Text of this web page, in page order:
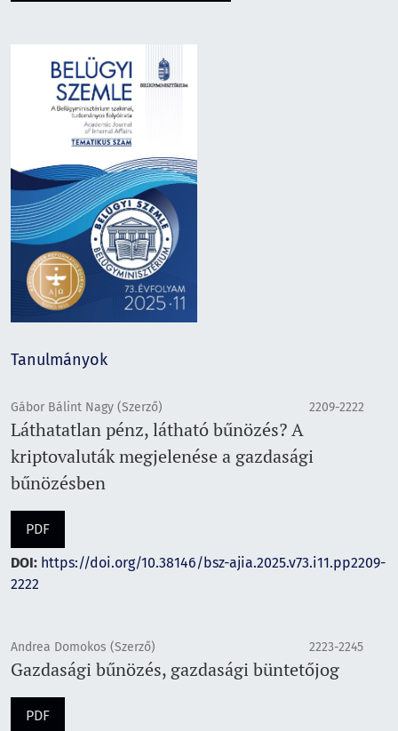
Tanulmányok
Gábor Bálint Nagy (Szerző) 2209-2222
Láthatatlan pénz, látható bűnözés? A
kriptovaluták megjelenése a gazdasági
bűnözésben
PDF
DOI: https://doi.org/10.38146/bsz-ajia.2025.v73.i11.pp2209-
2222
Andrea Domokos (Szerző) 2223-2245
Gazdasági bűnözés, gazdasági büntetőjog
PDF